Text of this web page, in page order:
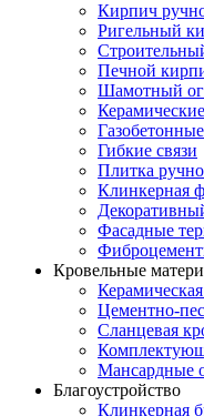
Кирпич
Ригельный
Печной
Шамотный
Гибкие связи
Плитка
Клинкерная
Фасадные
Кровельные
Цементно-
Сланцевая
Мансардные
Благоустройство
Клинкерная